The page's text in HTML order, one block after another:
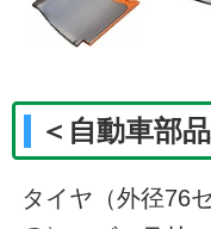
＜自動車部
タイヤ（外径76